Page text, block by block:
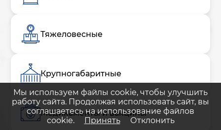
Тяжеловесные
Крупногабаритные
Медикаменты и вакцины
Мы используем файлы cookie, чтобы улучшить
работу сайта. Продолжая использовать сайт, вы
соглашаетесь на использование файлов
cookie.
Принять Отклонить